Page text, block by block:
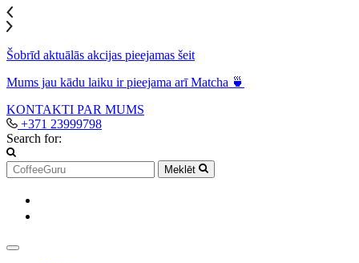
Šobrīd aktuālās akcijas pieejamas šeit
Mums jau kādu laiku ir pieejama arī Matcha 🍵
KONTAKTI PAR MUMS
+371 23999798
Search for:
Meklēt